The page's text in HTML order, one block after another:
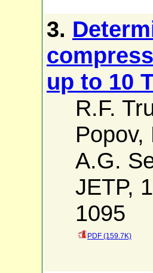
3.
up to 10
R.F.
Popov,
A.G.
JETP,
1095
PDF (159.7K)